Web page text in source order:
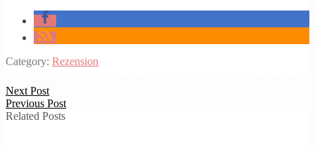
Category: Rezension
Next Post
Previous Post
Related Posts